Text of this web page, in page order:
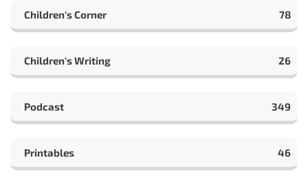
Children's Corner 78
Children's Writing 26
Podcast 349
Printables 46